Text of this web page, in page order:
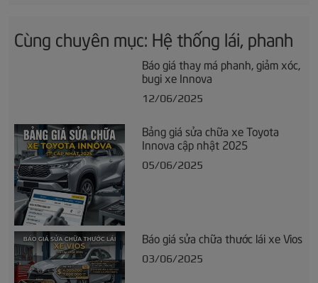
Cùng chuyên mục: Hệ thống lái, phanh
Báo giá thay má phanh, giảm xóc,
bugi xe Innova
12/06/2025
Bảng giá sửa chữa xe Toyota
Innova cập nhật 2025
05/06/2025
Báo giá sửa chữa thước lái xe Vios
03/06/2025